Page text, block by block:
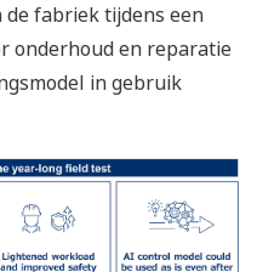
de fabriek tijdens een
onderhoud en reparatie
in gebruik